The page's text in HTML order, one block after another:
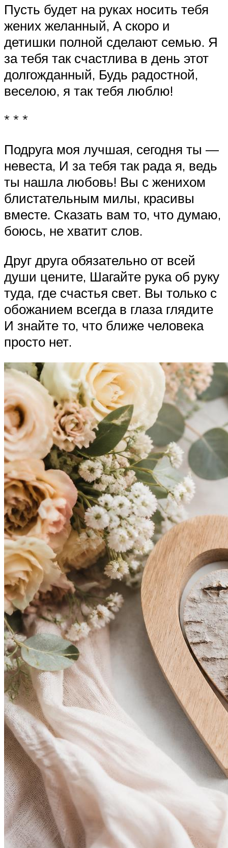
Пусть будет на руках носить тебя
жених желанный, А скоро и
детишки полной сделают семью. Я
за тебя так счастлива в день этот
долгожданный, Будь радостной,
веселою, я так тебя люблю!
* * *
Подруга моя лучшая, сегодня ты —
невеста, И за тебя так рада я, ведь
ты нашла любовь! Вы с женихом
блистательным милы, красивы
вместе. Сказать вам то, что думаю,
боюсь, не хватит слов.
Друг друга обязательно от всей
души цените, Шагайте рука об руку
туда, где счастья свет. Вы только с
обожанием всегда в глаза глядите
И знайте то, что ближе человека
просто нет.